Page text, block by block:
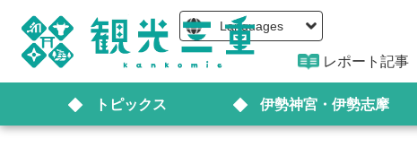
Languages
レポート記事
トピックス 伊勢神宮・伊勢志摩